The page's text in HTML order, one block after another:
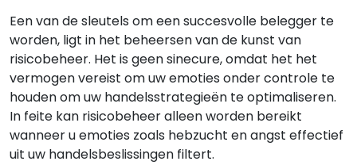
Een van de sleutels om een succesvolle belegger te
worden, ligt in het beheersen van de kunst van
risicobeheer. Het is geen sinecure, omdat het het
vermogen vereist om uw emoties onder controle te
houden om uw handelsstrategieën te optimaliseren.
In feite kan risicobeheer alleen worden bereikt
wanneer u emoties zoals hebzucht en angst effectief
uit uw handelsbeslissingen filtert.